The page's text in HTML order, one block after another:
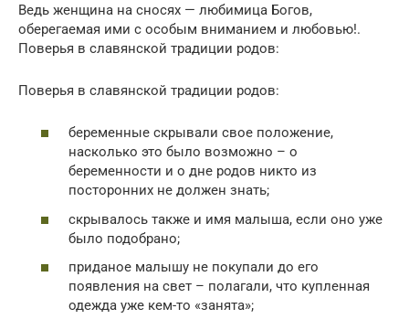
Ведь женщина на сносях — любимица Богов,
оберегаемая ими с особым вниманием и любовью!.
Поверья в славянской традиции родов:
Поверья в славянской традиции родов:
беременные скрывали свое положение,
насколько это было возможно – о
беременности и о дне родов никто из
посторонних не должен знать;
скрывалось также и имя малыша, если оно уже
было подобрано;
приданое малышу не покупали до его
появления на свет – полагали, что купленная
одежда уже кем-то «занята»;